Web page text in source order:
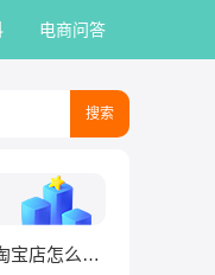
电商问答
运营起来？